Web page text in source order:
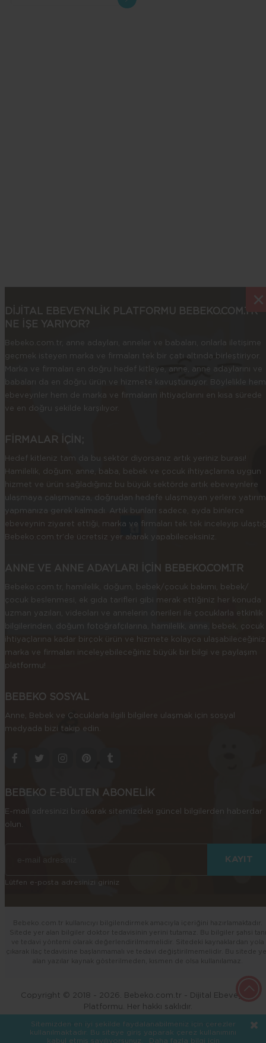
DİJİTAL EBEVEYNLİK PLATFORMU BEBEKO.COM.TR
NE İŞE YARIYOR?
Bebeko.com.tr, anne adayları, anneler ve babaları, onlarla iletişime
geçmek isteyen marka ve firmaları tek bir çatı altında birleştiriyor.
Marka ve firmaları en doğru hedef kitleye, anne, anne adaylarını ve
babaları da en doğru ürün ve hizmete kavuşturuyor. Böylelikle hem
ebeveynler hem de marka ve firmaların ihtiyaçlarını en kısa sürede
ve en doğru şekilde karşılıyor.
FİRMALAR İÇİN;
Hedef kitleniz tam da bu sektör diyorsanız artık yeriniz burası!
Hamilelik, doğum, anne, baba, bebek ve çocuk ihtiyaçlarına uygun
hizmet ve ürün sağladığınız bu büyük sektörde artık ebeveynlere
ulaşmaya çalışmanıza, doğrudan hedefe ulaşmayan yerlere yatırım
yapmanıza gerek kalmadı. Artık bunları sadece, ayda binlerce
ebeveynin ziyaret ettiği, marka ve firmaları tek tek inceleyip
Bebeko.com.tr’de ücretsiz yer alarak yapabileceksiniz.
ANNE VE ANNE ADAYLARI İÇİN BEBEKO.COM.TR
Bebeko.com.tr, hamilelik, doğum, bebek/çocuk bakımı, bebek/
çocuk beslenmesi, ek gıda tarifleri gibi merak ettiğiniz her konuda
uzman yazıları, videoları ve annelerin önerileri ile çocuklarla etkinlik
bilgilerinden, doğum fotoğrafçılarına, hamilelik, anne, bebek, çocuk
ihtiyaçlarına kadar birçok ürün ve hizmete kolayca ulaşabileceğiniz
marka ve firmaları inceleyebileceğiniz büyük bir bilgi ve paylaşım
platformu!
BEBEKO SOSYAL
Anne, Bebek ve Çocuklarla ilgili bilgilere ulaşmak için sosyal
medyada bizi takip edin.
BEBEKO E-BÜLTEN ABONELİK
E-mail adresinizi bırakarak sitemizdeki güncel bilgilerden haberdar
olun.
Lütfen e-posta adresinizi giriniz
Bebeko.com.tr kullanıcıyı bilgilendirmek amacıyla içeriğini hazırlamaktadır.
Sitede yer alan bilgiler doktor tedavisinin yerini tutamaz. Bu bilgiler şahsi tanı
ve tedavi yöntemi olarak değerlendirilmemelidir. Sitedeki kaynaklardan yola
çıkarak ilaç tedavisine başlanmamalı ve tedavi değiştirilmemelidir. Bu sitede
alan yazılar kaynak gösterilmeden, kısmen de olsa kullanılamaz.
Copyright © 2018 - 2026. Bebeko.com.tr - Dijital Ebeveynlik
Platformu. Her hakkı saklıdır.
kankacard.com Diş Kliniği Web Tasarım
Sitemizden en iyi şekilde faydalanabilmeniz için çerezler
kullanılmaktadır. Bu siteye giriş yaparak çerez kullanımını
kabul etmiş sayılıyorsunuz.
Daha fazla bilgi için